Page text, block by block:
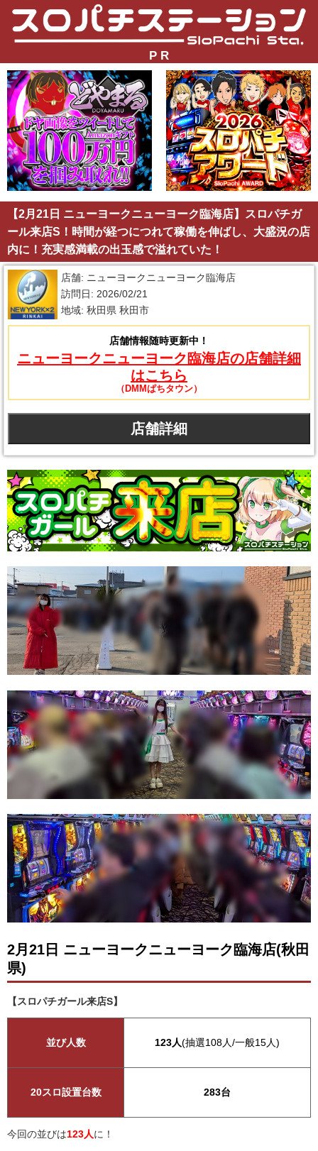
P R
【2月21日 ニューヨークニューヨーク臨海店】スロパチガ
ール来店S！時間が経つにつれて稼働を伸ばし、大盛況の店
内に！充実感満載の出玉感で溢れていた！
店舗: ニューヨークニューヨーク臨海店
訪問日: 2026/02/21
地域: 秋田県 秋田市
店舗情報随時更新中！
ニューヨークニューヨーク臨海店の店舗詳細
はこちら
（DMMぱちタウン）
店舗詳細
2月21日 ニューヨークニューヨーク臨海店(秋田
県)
【スロパチガール来店S】
並び人数 123人(抽選108人/一般15人)
20スロ設置台数 283台
今回の並びは123人に！